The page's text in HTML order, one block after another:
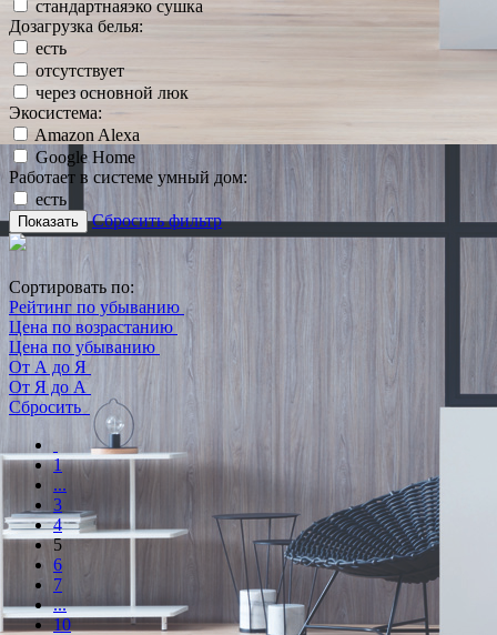
стандартнаяэко сушка
Дозагрузка белья:
есть
отсутствует
через основной люк
Экосистема:
Amazon Alexa
Google Home
Работает в системе умный дом:
есть
Показать Сбросить фильтр
Сортировать по:
Рейтинг по убыванию
Цена по возрастанию
Цена по убыванию
От А до Я
От Я до А
Сбросить
1
...
3
4
5
6
7
...
10